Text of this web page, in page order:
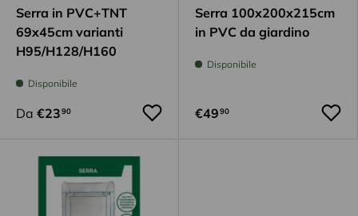
Serra in PVC+TNT
69x45cm varianti
H95/H128/H160
Disponibile
Da €2390
Serra 100x200x215cm
in PVC da giardino
Disponibile
€4990